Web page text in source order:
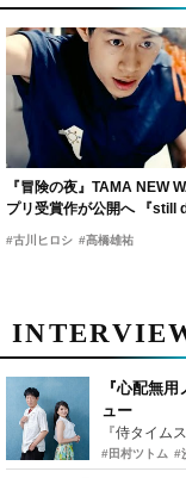
『冒険の夜』TAMA NEW
プリ受賞作が公開へ 『still
時上映決定
#古川ヒロシ #髙橋雄祐
『心配無
ュー
#田村ツトム #